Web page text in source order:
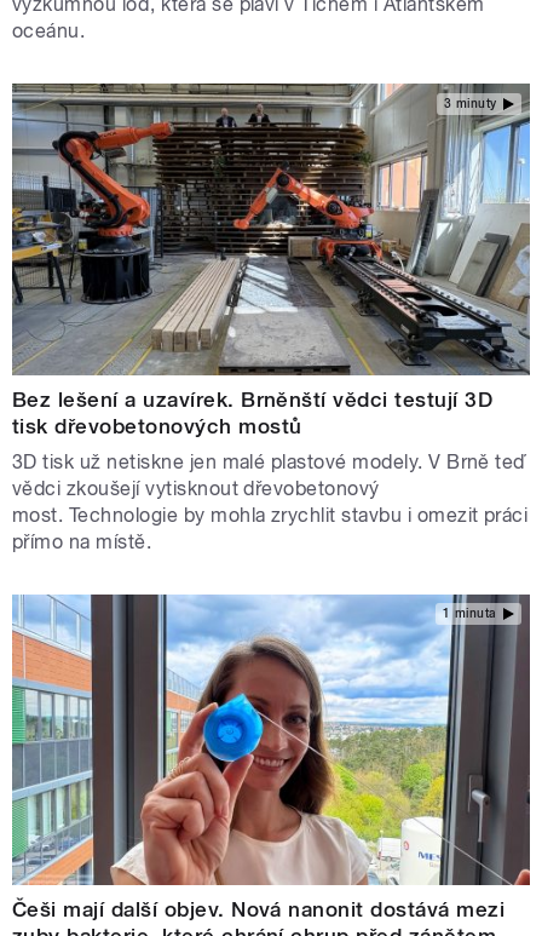
výzkumnou loď, která se plaví v Tichém i Atlantském
oceánu.
3 minuty
Bez lešení a uzavírek. Brněnští vědci testují 3D
tisk dřevobetonových mostů
3D tisk už netiskne jen malé plastové modely. V Brně teď
vědci zkoušejí vytisknout dřevobetonový
most. Technologie by mohla zrychlit stavbu i omezit práci
přímo na místě.
1 minuta
Češi mají další objev. Nová nanonit dostává mezi